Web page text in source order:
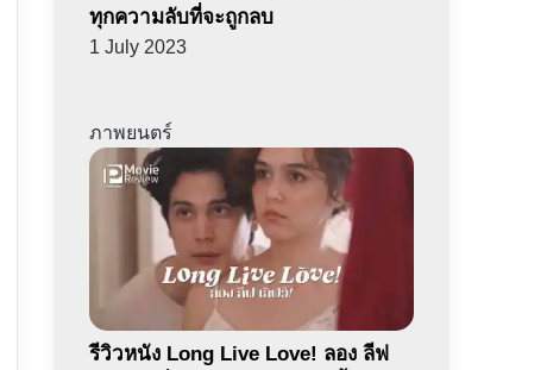
ทุกความลับที่จะถูกลบ
1 July 2023
ภาพยนตร์
รีวิวหนัง Long Live Love! ลอง ลีฟ